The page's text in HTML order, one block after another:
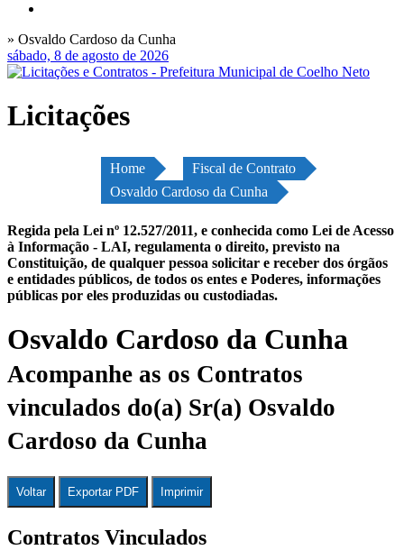
» Osvaldo Cardoso da Cunha
sábado, 8 de agosto de 2026
Licitações
Home
Fiscal de Contrato
Osvaldo Cardoso da Cunha
Regida pela Lei nº 12.527/2011, e conhecida como Lei de Acesso
à Informação - LAI, regulamenta o direito, previsto na
Constituição, de qualquer pessoa solicitar e receber dos órgãos
e entidades públicos, de todos os entes e Poderes, informações
públicas por eles produzidas ou custodiadas.
Osvaldo Cardoso da Cunha
Acompanhe as os Contratos
vinculados do(a) Sr(a) Osvaldo
Cardoso da Cunha
Voltar Exportar PDF Imprimir
Contratos Vinculados